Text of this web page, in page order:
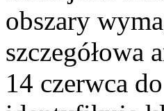
obszary
szczegółowa
14 czerwca